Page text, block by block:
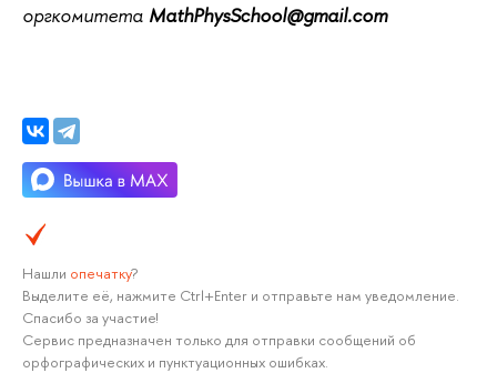
оргкомитета MathPhysSchool@gmail.com
Нашли опечатку?
Выделите её, нажмите Ctrl+Enter и отправьте нам уведомление.
Спасибо за участие!
Сервис предназначен только для отправки сообщений об
орфографических и пунктуационных ошибках.